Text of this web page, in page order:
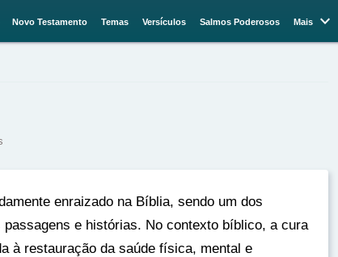
Buscar
Novo Testamento Temas Versículos Salmos Poderosos Mais 
enraizado na Bíblia, sendo um dos
e histórias. No contexto bíblico, a cura
à restauração da saúde física, mental e